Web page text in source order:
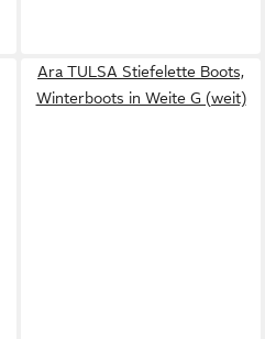
Ara TULSA Stiefelette Boots,
Winterboots in Weite G (weit)